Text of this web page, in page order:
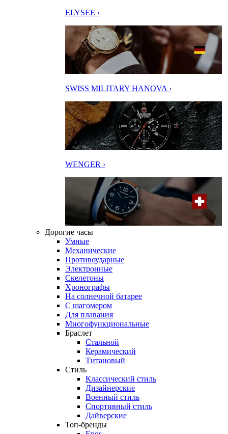
ELYSEE ›
SWISS MILITARY HANOVA ›
WENGER ›
Дорогие часы
Умные
Механические
Противоударные
Электронные
Скелетоны
Хронографы
На солнечной батарее
С шагомером
Для плавания
Многофункциональные
Браслет
Стальной
Керамический
Титановый
Стиль
Классический стиль
Дизайнерские
Военный стиль
Спортивный стиль
Дайверские
Топ-бренды